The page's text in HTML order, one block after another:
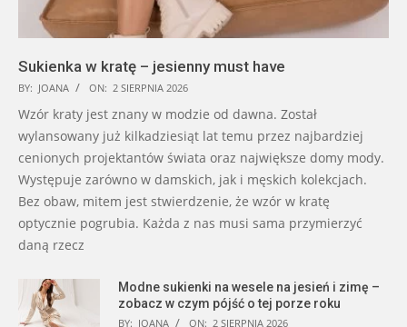
Sukienka w kratę – jesienny must have
BY: JOANA ON: 2 SIERPNIA 2026
Wzór kraty jest znany w modzie od dawna. Został
wylansowany już kilkadziesiąt lat temu przez najbardziej
cenionych projektantów świata oraz największe domy mody.
Występuje zarówno w damskich, jak i męskich kolekcjach.
Bez obaw, mitem jest stwierdzenie, że wzór w kratę
optycznie pogrubia. Każda z nas musi sama przymierzyć
daną rzecz
Modne sukienki na wesele na jesień i zimę –
zobacz w czym pójść o tej porze roku
BY: JOANA ON: 2 SIERPNIA 2026